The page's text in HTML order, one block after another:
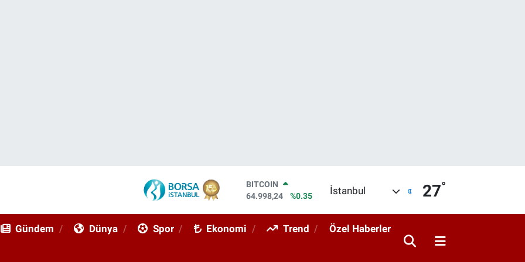
DOLAR
47,7436
%0.18
STERLİN
İstanbul 27°
Gündem Dünya Spor Ekonomi Trend Özel Haberler